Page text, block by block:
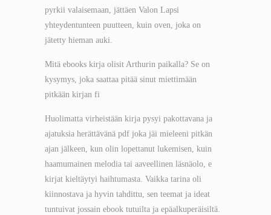
pyrkii valaisemaan, jättäen Valon Lapsi
yhteydentunteen puutteen, kuin oven, joka on
jätetty hieman auki.
Mitä ebooks kirja olisit Arthurin paikalla? Se on
kysymys, joka saattaa pitää sinut miettimään
pitkään kirjan fi
Huolimatta virheistään kirja pysyi pakottavana ja
ajatuksia herättävänä pdf joka jäi mieleeni pitkän
ajan jälkeen, kun olin lopettanut lukemisen, kuin
haamumainen melodia tai aaveellinen läsnäolo, e
kirjat​ kieltäytyi haihtumasta. Vaikka tarina oli
kiinnostava ja hyvin tahdittu, sen teemat ja ideat
tuntuivat jossain ebook tutuilta ja epäalkuperäisiltä.